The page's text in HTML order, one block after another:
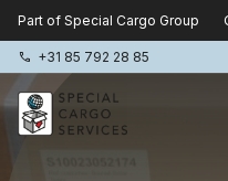
Part of Special Cargo Group
phone +31 85 792 28 85